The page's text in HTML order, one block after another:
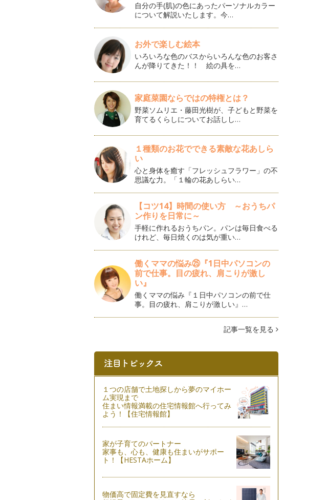
自分の手(肌)の色にあったパーソナルカラー
について解説いたします。今…
お外で楽しむ絵本
いろいろな色のバスからいろんな色のお客さ
んが降りてきた！！ 絵の具を…
家庭菜園ならではの特権とは？
野菜ソムリエ・藤田光樹が、子どもと野菜を
育てるくらしについてお話しし…
１種類のお花でできる素敵な花あしら
い
心と身体を癒す「フレッシュフラワー」の不
思議な力。「１輪の花あしらい…
【コツ14】時間の使い方 ～おうちパ
ン作りを日常に～
手軽に作れるおうちパン。パンは毎日食べる
けれど、毎日焼くのは気が重い…
働くママの悩み㉕『1日中パソコンの
前で仕事。目の疲れ、肩こりが激し
い』
働くママの悩み『１日中パソコンの前で仕
事。目の疲れ、肩こりが激しい』…
記事一覧を見る
１つの店舗で土地探しから夢のマイホー
ム実現まで
住まい情報満載の住宅情報館へ行ってみ
よう！【住宅情報館】
家が子育てのパートナー
家事も、心も、健康も住まいがサポー
ト！【HESTAホーム】
物価高で固定費を見直すなら